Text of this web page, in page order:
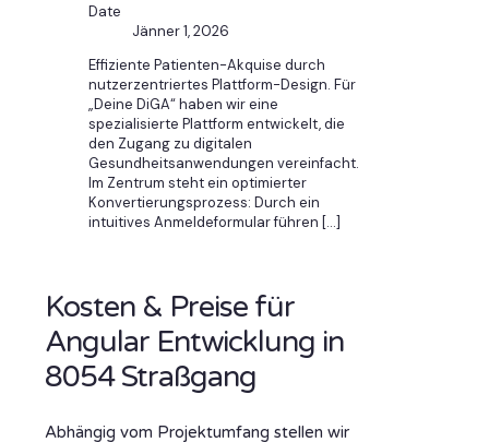
Date
Jänner 1, 2026
Effiziente Patienten-Akquise durch
nutzerzentriertes Plattform-Design. Für
„Deine DiGA“ haben wir eine
spezialisierte Plattform entwickelt, die
den Zugang zu digitalen
Gesundheitsanwendungen vereinfacht.
Im Zentrum steht ein optimierter
Konvertierungsprozess: Durch ein
intuitives Anmeldeformular führen […]
Kosten & Preise für
Angular Entwicklung in
8054 Straßgang
Abhängig vom Projektumfang stellen wir